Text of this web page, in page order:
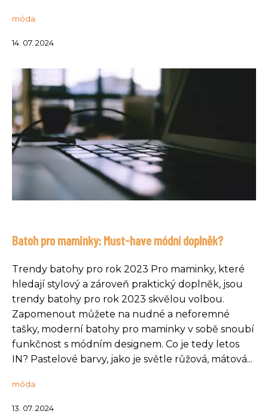
móda
14. 07. 2024
Batoh pro maminky: Must-have módní doplněk?
Trendy batohy pro rok 2023 Pro maminky, které
hledají stylový a zároveň praktický doplněk, jsou
trendy batohy pro rok 2023 skvělou volbou.
Zapomenout můžete na nudné a neforemné
tašky, moderní batohy pro maminky v sobě snoubí
funkčnost s módním designem. Co je tedy letos
IN? Pastelové barvy, jako je světle růžová, mátová...
móda
13. 07. 2024